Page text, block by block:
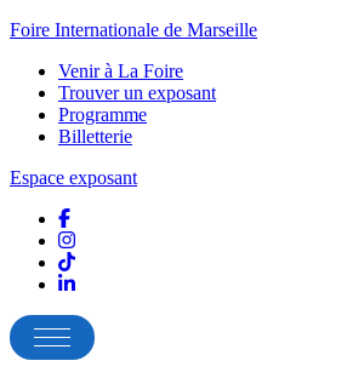
Foire Internationale de Marseille
Venir à La Foire
Trouver un exposant
Programme
Billetterie
Espace exposant